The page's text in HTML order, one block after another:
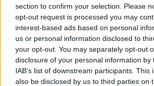
section to confirm your selection. Please
opt-out request is processed you may
interest-based ads based on personal
us or personal information disclosed to
your opt-out. You may separately opt-out
disclosure of your personal information by
IAB’s list of downstream participants. This
also be disclosed by us to third parties on
REDAZIONE
Twitter: @Calciopremier